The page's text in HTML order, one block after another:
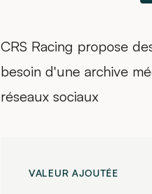
CRS Racing propose
besoin d'une archive
réseaux sociaux
VALEUR AJOUTÉE